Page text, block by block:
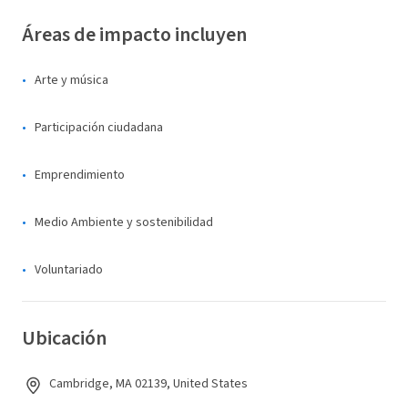
Áreas de impacto incluyen
Arte y música
Participación ciudadana
Emprendimiento
Medio Ambiente y sostenibilidad
Voluntariado
Ubicación
Cambridge, MA 02139, United States